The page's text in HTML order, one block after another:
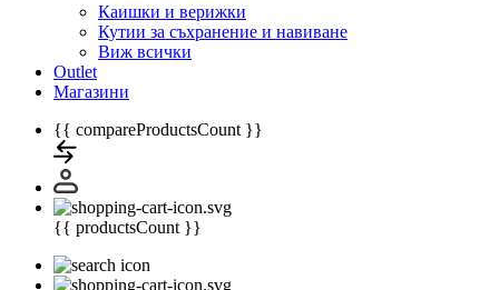
Каишки и верижки
Кутии за съхранение и навиване
Виж всички
Outlet
Магазини
{{ compareProductsCount }}
{{ productsCount }}